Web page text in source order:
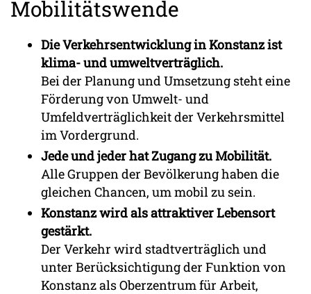
Mobilitätswende
Die Verkehrsentwicklung in Konstanz ist
klima- und umweltverträglich.
Bei der Planung und Umsetzung steht eine
Förderung von Umwelt- und
Umfeldverträglichkeit der Verkehrsmittel
im Vordergrund.
Jede und jeder hat Zugang zu Mobilität.
Alle Gruppen der Bevölkerung haben die
gleichen Chancen, um mobil zu sein.
Konstanz wird als attraktiver Lebensort
gestärkt.
Der Verkehr wird stadtverträglich und
unter Berücksichtigung der Funktion von
Konstanz als Oberzentrum für Arbeit,